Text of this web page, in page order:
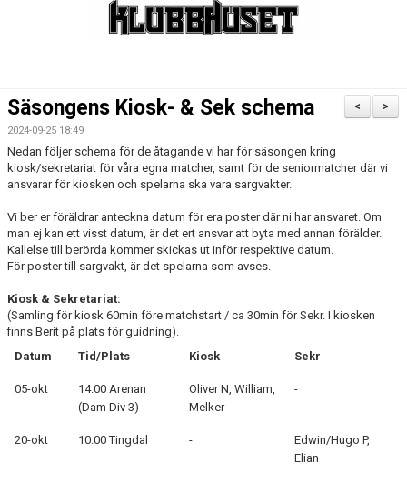
BILDGALLERI
DOKUMENT
MATCHER
>
<
Säsongens Kiosk- & Sek schema
2024-09-25 18:49
Nedan följer schema för de åtagande vi har för säsongen kring
kiosk/sekretariat för våra egna matcher, samt för de seniormatcher där vi
ansvarar för kiosken och spelarna ska vara sargvakter.
Vi ber er föräldrar anteckna datum för era poster där ni har ansvaret. Om
man ej kan ett visst datum, är det ert ansvar att byta med annan förälder.
Kallelse till berörda kommer skickas ut inför respektive datum.
För poster till sargvakt, är det spelarna som avses.
Kiosk & Sekretariat:
(Samling för kiosk 60min före matchstart / ca 30min för Sekr. I kiosken
finns Berit på plats för guidning).
Datum
Tid/Plats Kiosk Sekr
05-okt
14:00 Arenan
(Dam Div 3)
Oliver N, William,
Melker
-
20-okt 10:00 Tingdal -
Edwin/Hugo P,
Elian